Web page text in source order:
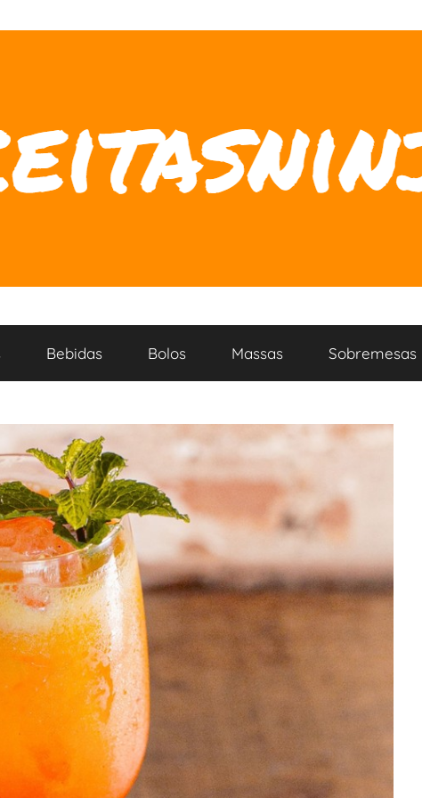
Bebidas Bolos Massas Sobremesas